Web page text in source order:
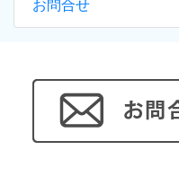
お問合せ